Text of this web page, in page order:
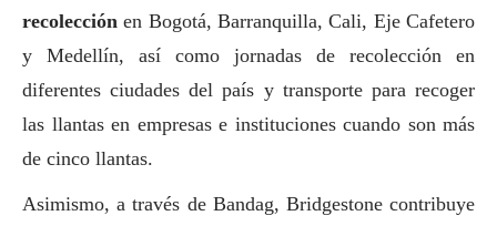
recolección en Bogotá, Barranquilla, Cali, Eje Cafetero
y Medellín, así como jornadas de recolección en
diferentes ciudades del país y transporte para recoger
las llantas en empresas e instituciones cuando son más
de cinco llantas.
Asimismo, a través de Bandag, Bridgestone contribuye